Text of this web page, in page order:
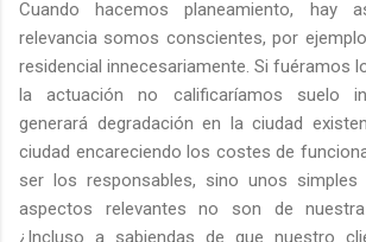
Cuando hacemos planeamiento, hay
relevancia somos conscientes, por
residencial innecesariamente. Si fuéramos
la actuación no calificaríamos suelo
generará degradación en la ciudad
ciudad encareciendo los costes de
ser los responsables, sino unos simples
aspectos relevantes no son de nuestra
¿Incluso a sabiendas de que nuestro